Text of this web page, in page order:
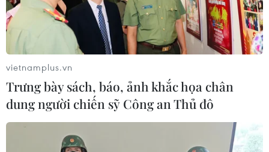
Sơn La công bố tình huống khẩn cấp
về thiên tai với hai xã Muổi Nọi, Nậm
Lầu
08/08/2026 03:53
Kết luận số 75-KL/TW: Cà Mau chủ
động thích ứng với biến đổi khí hậu
vietnamplus.vn
Trưng bày sách, báo, ảnh khắc họa chân
dung người chiến sỹ Công an Thủ đô